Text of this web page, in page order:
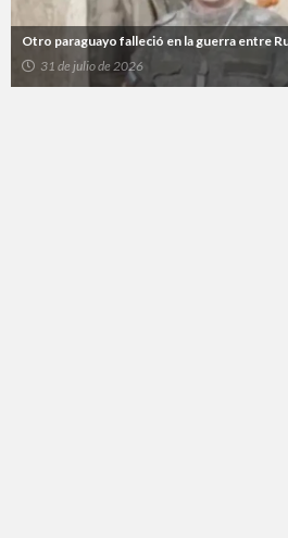
Otro paraguayo falleció en la guerra entre
31 de julio de 2026